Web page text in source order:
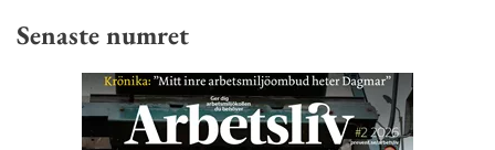
Senaste numret